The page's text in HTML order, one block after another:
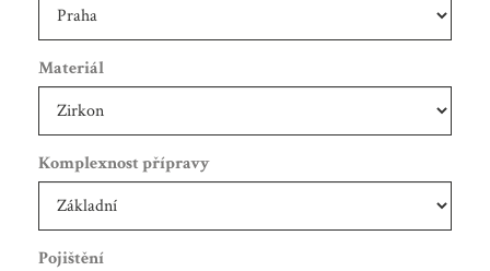
Materiál
Komplexnost přípravy
Pojištění